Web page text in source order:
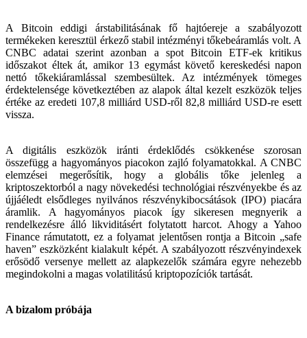
A Bitcoin eddigi árstabilitásának fő hajtóereje a szabályozott
termékeken keresztül érkező stabil intézményi tőkebeáramlás volt. A
CNBC adatai szerint azonban a spot Bitcoin ETF-ek kritikus
időszakot éltek át, amikor 13 egymást követő kereskedési napon
nettó tőkekiáramlással szembesültek. Az intézmények tömeges
érdektelensége következtében az alapok által kezelt eszközök teljes
értéke az eredeti 107,8 milliárd USD-ről 82,8 milliárd USD-re esett
vissza.
A digitális eszközök iránti érdeklődés csökkenése szorosan
összefügg a hagyományos piacokon zajló folyamatokkal. A CNBC
elemzései megerősítik, hogy a globális tőke jelenleg a
kriptoszektorból a nagy növekedési technológiai részvényekbe és az
újjáéledt elsődleges nyilvános részvénykibocsátások (IPO) piacára
áramlik. A hagyományos piacok így sikeresen megnyerik a
rendelkezésre álló likviditásért folytatott harcot. Ahogy a Yahoo
Finance rámutatott, ez a folyamat jelentősen rontja a Bitcoin „safe
haven” eszközként kialakult képét. A szabályozott részvényindexek
erősödő versenye mellett az alapkezelők számára egyre nehezebb
megindokolni a magas volatilitású kriptopozíciók tartását.
A bizalom próbája